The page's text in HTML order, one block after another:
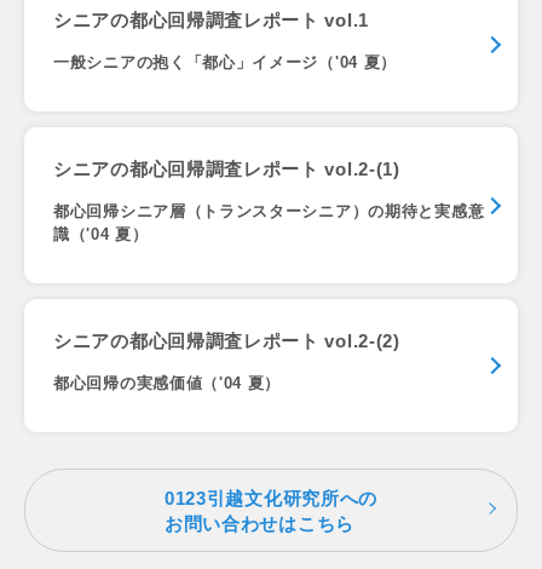
シニアの都心回帰調査レポート vol.1
一般シニアの抱く「都心」イメージ（'04 夏）
シニアの都心回帰調査レポート vol.2-(1)
都心回帰シニア層（トランスターシニア）の期待と実感意
識（'04 夏）
シニアの都心回帰調査レポート vol.2-(2)
都心回帰の実感価値（'04 夏）
0123引越文化研究所への
お問い合わせはこちら